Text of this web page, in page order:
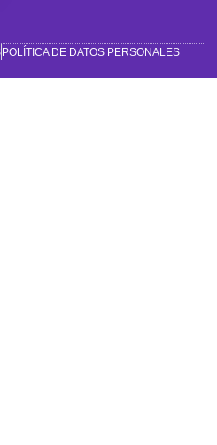
POLÍTICA DE DATOS PERSONALES